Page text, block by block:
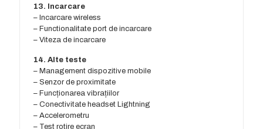
13. Incarcare
– Incarcare wireless
– Functionalitate port de incarcare
– Viteza de incarcare
14. Alte teste
– Management dispozitive mobile
– Senzor de proximitate
– Funcționarea vibrațiilor
– Conectivitate headset Lightning
– Accelerometru
– Test rotire ecran